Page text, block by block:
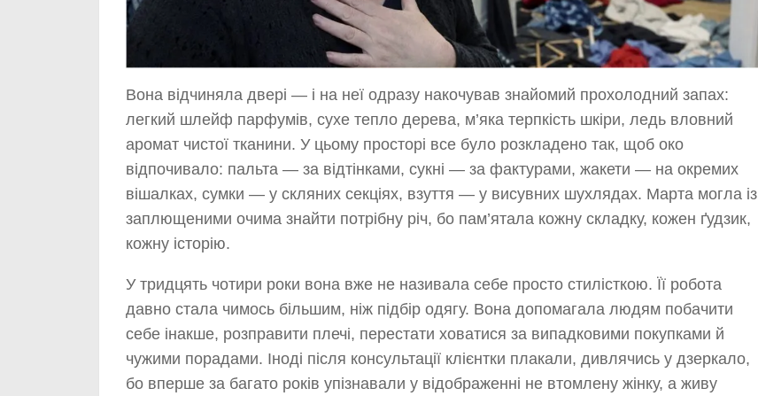
Вона відчиняла двері — і на неї одразу накочував знайомий прохолодний запах:
легкий шлейф парфумів, сухе тепло дерева, м’яка терпкість шкіри, ледь вловний
аромат чистої тканини. У цьому просторі все було розкладено так, щоб око
відпочивало: пальта — за відтінками, сукні — за фактурами, жакети — на окремих
вішалках, сумки — у скляних секціях, взуття — у висувних шухлядах. Марта могла із
заплющеними очима знайти потрібну річ, бо пам’ятала кожну складку, кожен ґудзик,
кожну історію.
У тридцять чотири роки вона вже не називала себе просто стилісткою. Її робота
давно стала чимось більшим, ніж підбір одягу. Вона допомагала людям побачити
себе інакше, розправити плечі, перестати ховатися за випадковими покупками й
чужими порадами. Іноді після консультації клієнтки плакали, дивлячись у дзеркало,
бо вперше за багато років упізнавали у відображенні не втомлену жінку, а живу